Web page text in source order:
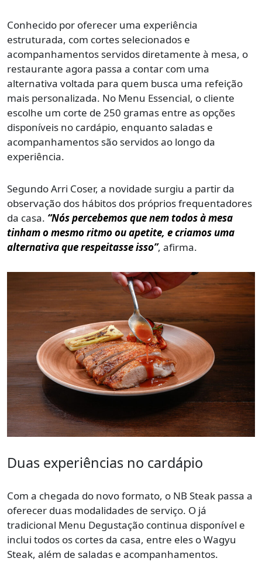
Conhecido por oferecer uma experiência
estruturada, com cortes selecionados e
acompanhamentos servidos diretamente à mesa, o
restaurante agora passa a contar com uma
alternativa voltada para quem busca uma refeição
mais personalizada. No Menu Essencial, o cliente
escolhe um corte de 250 gramas entre as opções
disponíveis no cardápio, enquanto saladas e
acompanhamentos são servidos ao longo da
experiência.
Segundo Arri Coser, a novidade surgiu a partir da
observação dos hábitos dos próprios frequentadores
da casa. “Nós percebemos que nem todos à mesa
tinham o mesmo ritmo ou apetite, e criamos uma
alternativa que respeitasse isso”, afirma.
Duas experiências no cardápio
Com a chegada do novo formato, o NB Steak passa a
oferecer duas modalidades de serviço. O já
tradicional Menu Degustação continua disponível e
inclui todos os cortes da casa, entre eles o Wagyu
Steak, além de saladas e acompanhamentos.